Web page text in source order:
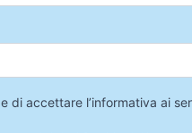
di accettare l’informativa ai